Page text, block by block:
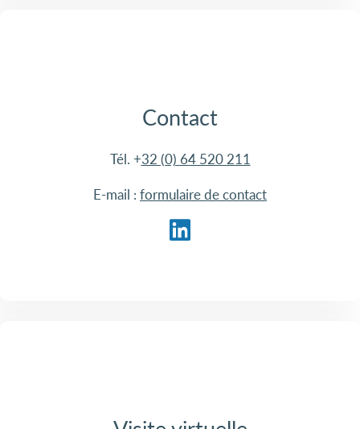
Contact
Tél. +32 (0) 64 520 211
E-mail : formulaire de contact